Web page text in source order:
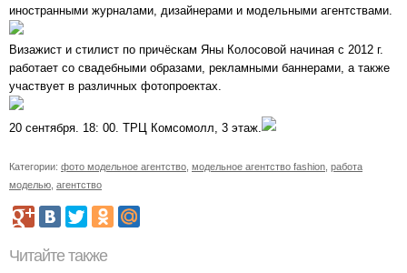
иностранными журналами, дизайнерами и модельными агентствами.
Визажист и стилист по причёскам Яны Колосовой начиная с 2012 г.
работает со свадебными образами, рекламными баннерами, а также
участвует в различных фотопроектах.
20 сентября. 18: 00. ТРЦ Комсомолл, 3 этаж.
Категории: фото модельное агентство модельное агентство fashion работа
моделью агентство
Читайте также